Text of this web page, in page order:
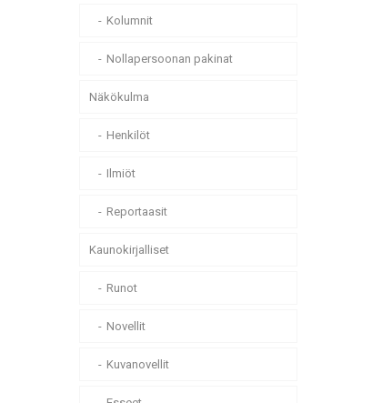
Kolumnit
Nollapersoonan pakinat
Näkökulma
Henkilöt
Ilmiöt
Reportaasit
Kaunokirjalliset
Runot
Novellit
Kuvanovellit